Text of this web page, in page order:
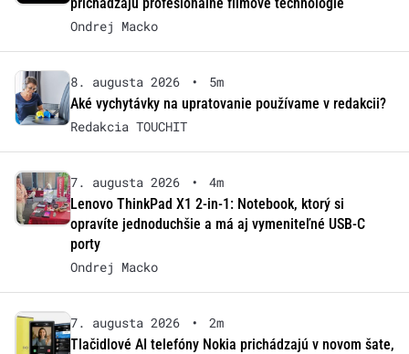
Ondrej Macko
8. augusta 2026 •
5m
Aké vychytávky na upratovanie používame v redakcii?
Redakcia TOUCHIT
7. augusta 2026 •
4m
Lenovo ThinkPad X1 2-in-1: Notebook, ktorý si
opravíte jednoduchšie a má aj vymeniteľné USB-C
porty
Ondrej Macko
7. augusta 2026 •
2m
Tlačidlové AI telefóny Nokia prichádzajú v novom šate,